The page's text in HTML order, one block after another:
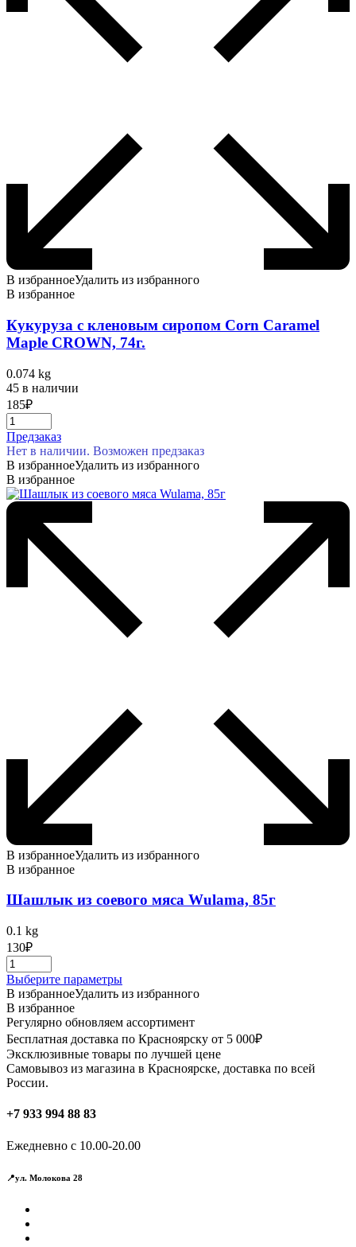
В избранноеУдалить из избранного
В избранное
Кукуруза с кленовым сиропом Corn Caramel
Maple CROWN, 74г.
0.074 kg
45 в наличии
185₽
Предзаказ
Нет в наличии. Возможен предзаказ
В избранноеУдалить из избранного
В избранное
В избранноеУдалить из избранного
В избранное
Шашлык из соевого мяса Wulama, 85г
0.1 kg
130₽
Выберите параметрыЭтот
товар
несколько
вариаций.
Опции
можно
выбрать
В избранноеУдалить из избранного
В избранное
Регулярно обновляем ассортимент
Бесплатная доставка по Красноярску от 5 000₽
Эксклюзивные товары по лучшей цене
Самовывоз из магазина в Красноярске, доставка по всей
России.
+7 933 994 88 83
Ежедневно с 10.00-20.00
📍ул. Молокова 28